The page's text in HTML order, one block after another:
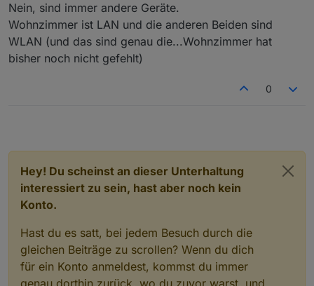
Nein, sind immer andere Geräte.
Wohnzimmer ist LAN und die anderen Beiden sind
WLAN (und das sind genau die...Wohnzimmer hat
bisher noch nicht gefehlt)
0
Hey! Du scheinst an dieser Unterhaltung
interessiert zu sein, hast aber noch kein
Konto.
Hast du es satt, bei jedem Besuch durch die
gleichen Beiträge zu scrollen? Wenn du dich
für ein Konto anmeldest, kommst du immer